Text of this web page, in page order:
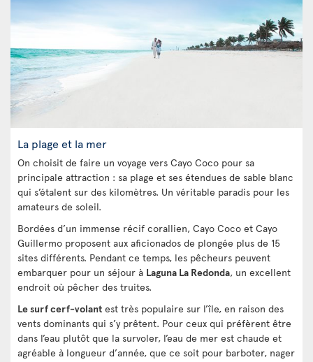
La plage et la mer
On choisit de faire un voyage vers Cayo Coco pour sa
principale attraction : sa plage et ses étendues de sable blanc
qui s’étalent sur des kilomètres. Un véritable paradis pour les
amateurs de soleil.
Bordées d’un immense récif corallien, Cayo Coco et Cayo
Guillermo proposent aux aficionados de plongée plus de 15
sites différents. Pendant ce temps, les pêcheurs peuvent
embarquer pour un séjour à Laguna La Redonda, un excellent
endroit où pêcher des truites.
Le surf cerf-volant est très populaire sur l’île, en raison des
vents dominants qui s’y prêtent. Pour ceux qui préfèrent être
dans l’eau plutôt que la survoler, l’eau de mer est chaude et
agréable à longueur d’année, que ce soit pour barboter, nager